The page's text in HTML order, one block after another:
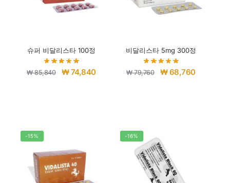
슈퍼 비달리스타 100정
₩85,840 ₩74,840
비달리스타 5mg 300정
₩79,760 ₩68,760
-15% -16%